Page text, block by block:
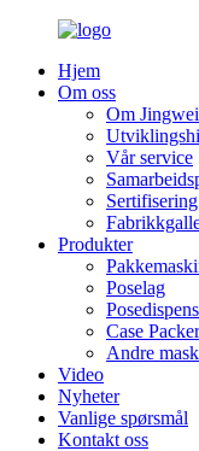
Hjem
Om oss
Om Jingwei
Vår service
Sertifisering
Produkter
Poselag
Case Packer
Andre
Video
Nyheter
Vanlige spørsmål
Kontakt oss